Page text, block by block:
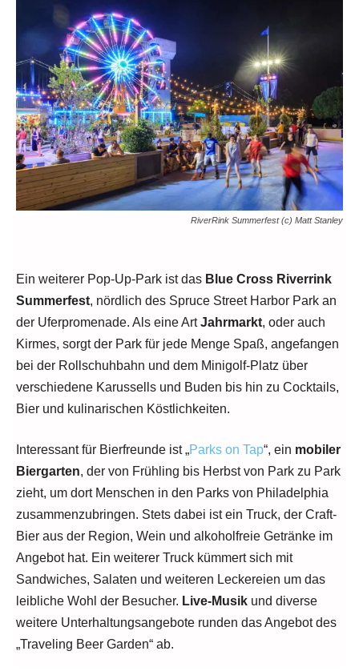
RiverRink Summerfest (c) Matt Stanley
Ein weiterer Pop-Up-Park ist das Blue Cross Riverrink
Summerfest, nördlich des Spruce Street Harbor Park an
der Uferpromenade. Als eine ArtJahrmarkt, oder auch
Kirmes, sorgt der Park für jede Menge Spaß, angefangen
bei der Rollschuhbahn und dem Minigolf-Platz über
verschiedene Karussells und Buden bis hin zu Cocktails,
Bier und kulinarischen Köstlichkeiten.
Interessant für Bierfreunde ist „Parks on Tap“, ein mobiler
Biergarten, der von Frühling bis Herbst von Park zu Park
zieht, um dort Menschen in den Parks von Philadelphia
zusammenzubringen. Stets dabei ist ein Truck, der Craft-
Bier aus der Region, Wein und alkoholfreie Getränke im
Angebot hat. Ein weiterer Truck kümmert sich mit
Sandwiches, Salaten und weiteren Leckereien um das
leibliche Wohl der Besucher. Live-Musik und diverse
weitere Unterhaltungsangebote runden das Angebot des
„Traveling Beer Garden“ ab.